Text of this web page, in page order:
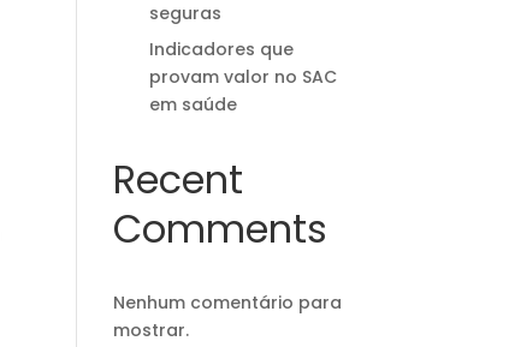
seguras
Indicadores que
provam valor no SAC
em saúde
Recent
Comments
Nenhum comentário para
mostrar.